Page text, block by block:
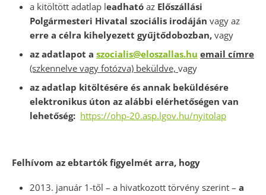
a kitöltött adatlap leadható az Előszállási
Polgármesteri Hivatal szociális irodáján vagy az
erre a célra kihelyezett gyűjtődobozban, vagy
az adatlapot a szocialis@eloszallas.hu email címre
(szkennelve vagy fotózva) beküldve, vagy
az adatlap kitöltésére és annak beküldésére
elektronikus úton az alábbi elérhetőségen van
lehetőség: https://ohp-20.asp.lgov.hu/nyitolap
Felhívom az ebtartók figyelmét arra, hogy
2013. január 1-től – a hivatkozott törvény szerint – a